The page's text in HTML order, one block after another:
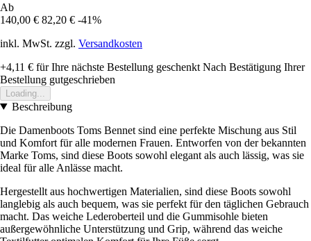
Ab
140,00 € 82,20 € -41%
inkl. MwSt. zzgl. Versandkosten
+4,11 € für Ihre nächste Bestellung geschenkt Nach Bestätigung Ihrer
Bestellung gutgeschrieben
Loading...
Beschreibung
Die Damenboots Toms Bennet sind eine perfekte Mischung aus Stil
und Komfort für alle modernen Frauen. Entworfen von der bekannten
Marke Toms, sind diese Boots sowohl elegant als auch lässig, was sie
ideal für alle Anlässe macht.
Hergestellt aus hochwertigen Materialien, sind diese Boots sowohl
langlebig als auch bequem, was sie perfekt für den täglichen Gebrauch
macht. Das weiche Lederoberteil und die Gummisohle bieten
außergewöhnliche Unterstützung und Grip, während das weiche